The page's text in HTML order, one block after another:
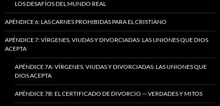
LOS DESAFÍOS DEL MUNDO REAL
APÉNDICE 6: LAS CARNES PROHIBIDAS PARA EL CRISTIANO
APÉNDICE 7: VÍRGENES, VIUDAS Y DIVORCIADAS: LAS UNIONES QUE DIOS
ACEPTA
APÉNDICE 7A: VÍRGENES, VIUDAS Y DIVORCIADAS: LAS UNIONES QUE
DIOS ACEPTA
APÉNDICE 7B: EL CERTIFICADO DE DIVORCIO — VERDADES Y MITOS